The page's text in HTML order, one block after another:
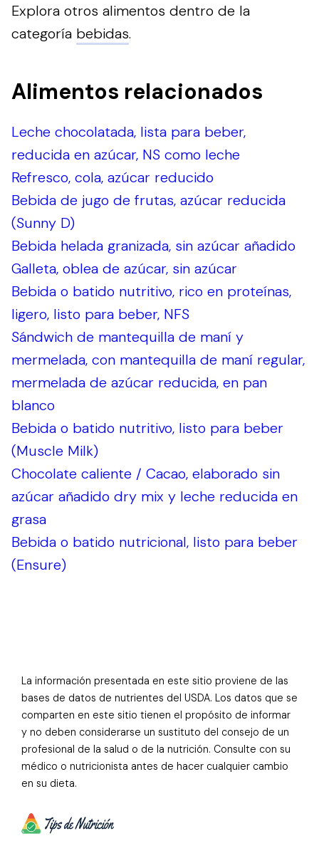
Explora otros alimentos dentro de la
categoría bebidas.
Alimentos relacionados
Leche chocolatada, lista para beber,
reducida en azúcar, NS como leche
Refresco, cola, azúcar reducido
Bebida de jugo de frutas, azúcar reducida
(Sunny D)
Bebida helada granizada, sin azúcar añadido
Galleta, oblea de azúcar, sin azúcar
Bebida o batido nutritivo, rico en proteínas,
ligero, listo para beber, NFS
Sándwich de mantequilla de maní y
mermelada, con mantequilla de maní regular,
mermelada de azúcar reducida, en pan
blanco
Bebida o batido nutritivo, listo para beber
(Muscle Milk)
Chocolate caliente / Cacao, elaborado sin
azúcar añadido dry mix y leche reducida en
grasa
Bebida o batido nutricional, listo para beber
(Ensure)
La información presentada en este sitio proviene de las
bases de datos de nutrientes del USDA. Los datos que se
comparten en este sitio tienen el propósito de informar
y no deben considerarse un sustituto del consejo de un
profesional de la salud o de la nutrición. Consulte con su
médico o nutricionista antes de hacer cualquier cambio
en su dieta.